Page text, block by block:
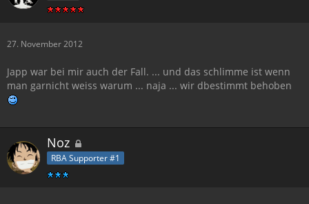
Wir bitten Dich künftig um ein angemessenes Verhalten auf
Sperren als Konsequenz vergeben werden müssen.
Viele Grüße,
das RBA-Forum-Team
27. November 2012
Japp war bei mir auch der Fall. ... und das schlimme ist wenn
man garnicht weiss warum ... naja ... wir dbestimmt behoben
Noz
RBA Supporter #1